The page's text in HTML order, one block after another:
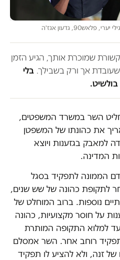
גדעון אגז'ה
שמוכרת אותך, הגיע הזמן
שעובדת אך ורק בשבילך. בלי
בולשיט.
השר במשרד המשפטים,
את כהונתו של המשפטן
למאבק בגזענות ויוצא
המדינה.
הממונה לתפקיד בסגל
לתקופת כהונה של שש שנים,
נוספות. ברוב המוחלט של
על חוסר מקצועיות, כהונה
למלוא התקופה המותרת
רוחב אחר. השר אמסלם
זנה, ולא להציע לו תפקיד